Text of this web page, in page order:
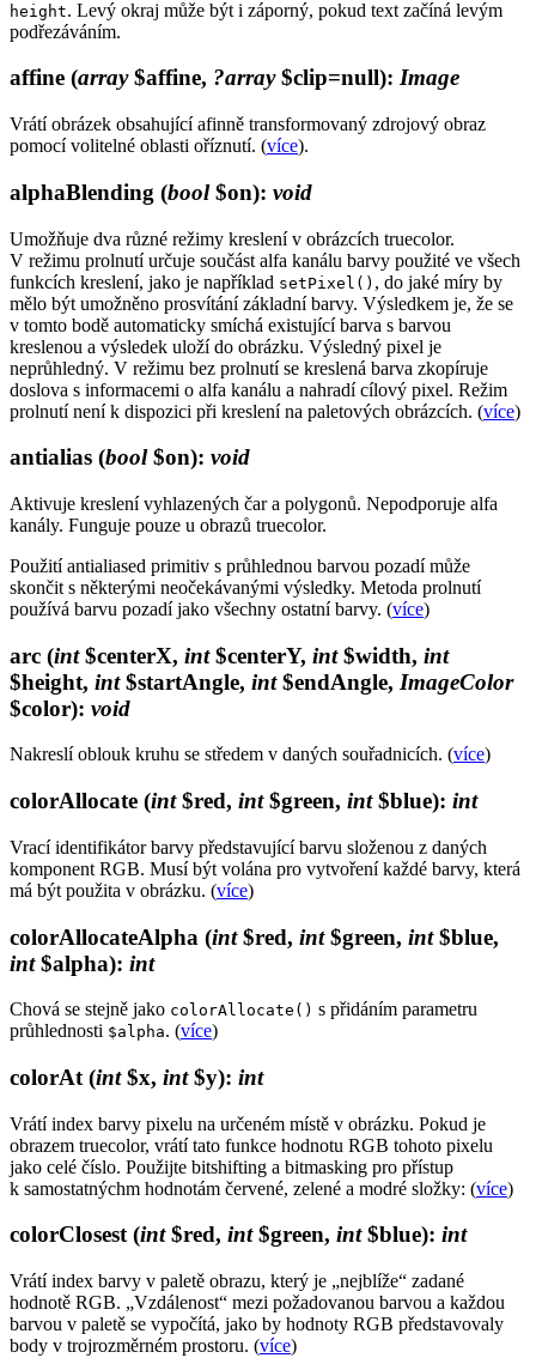
height. Levý okraj může být i záporný, pokud text začíná levým
podřezáváním.
affine (array$affine, ?array$clip=null): Image
Vrátí obrázek obsahující afinně transformovaný zdrojový obraz
pomocí volitelné oblasti oříznutí. (více).
alphaBlending (bool$on): void
Umožňuje dva různé režimy kreslení v obrázcích truecolor.
V režimu prolnutí určuje součást alfa kanálu barvy použité ve všech
funkcích kreslení, jako je například setPixel() , do jaké míry by
mělo být umožněno prosvítání základní barvy. Výsledkem je, že se
v tomto bodě automaticky smíchá existující barva s barvou
kreslenou a výsledek uloží do obrázku. Výsledný pixel je
neprůhledný. V režimu bez prolnutí se kreslená barva zkopíruje
doslova s informacemi o alfa kanálu a nahradí cílový pixel. Režim
prolnutí není k dispozici při kreslení na paletových obrázcích. (více)
antialias (bool$on): void
Aktivuje kreslení vyhlazených čar a polygonů. Nepodporuje alfa
kanály. Funguje pouze u obrazů truecolor.
Použití antialiased primitiv s průhlednou barvou pozadí může
skončit s některými neočekávanými výsledky. Metoda prolnutí
používá barvu pozadí jako všechny ostatní barvy. (více)
arc (int$centerX, int$centerY, int$width, int
$height, int$startAngle, int$endAngle, ImageColor
$color): void
Nakreslí oblouk kruhu se středem v daných souřadnicích. (více)
colorAllocate (int$red, int$green, int$blue): int
Vrací identifikátor barvy představující barvu složenou z daných
komponent RGB. Musí být volána pro vytvoření každé barvy, která
má být použita v obrázku. (více)
colorAllocateAlpha (int$red, int$green, int$blue,
int$alpha): int
Chová se stejně jako colorAllocate() s přidáním parametru
průhlednosti $alpha. (více)
colorAt (int$x, int$y): int
Vrátí index barvy pixelu na určeném místě v obrázku. Pokud je
obrazem truecolor, vrátí tato funkce hodnotu RGB tohoto pixelu
jako celé číslo. Použijte bitshifting a bitmasking pro přístup
k samostatnýchm hodnotám červené, zelené a modré složky: (více)
colorClosest(int$red, int$green, int$blue): int
Vrátí index barvy v paletě obrazu, který je „nejblíže“ zadané
hodnotě RGB. „Vzdálenost“ mezi požadovanou barvou a každou
barvou v paletě se vypočítá, jako by hodnoty RGB představovaly
body v trojrozměrném prostoru. (více)